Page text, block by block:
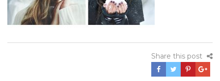
Share this post